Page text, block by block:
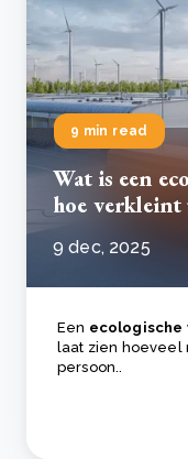
9 min read
Wat is een
hoe verkleint
9 dec, 2025
Een
laat zien hoeveel
persoon..